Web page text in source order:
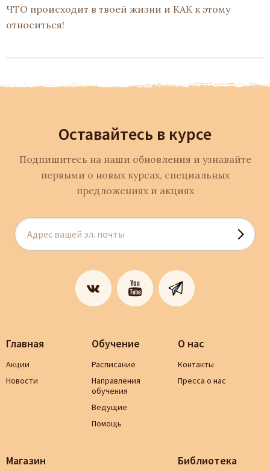
ЧТО происходит в твоей жизни и КАК к этому
относиться!
Оставайтесь в курсе
Подпишитесь на наши обновления и узнавайте
первыми о новых курсах, специальных
предложениях и акциях
Главная
Акции
Новости
Обучение
Расписание
Направления
обучения
Ведущие
Помощь
О нас
Контакты
Пресса о нас
Магазин Библиотека